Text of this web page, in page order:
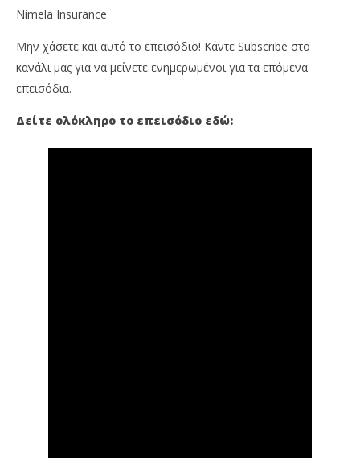
Nimela Insurance
Μην χάσετε και αυτό το επεισόδιο! Κάντε Subscribe στο
κανάλι μας για να μείνετε ενημερωμένοι για τα επόμενα
επεισόδια.
Δείτε ολόκληρο το επεισόδιο εδώ: